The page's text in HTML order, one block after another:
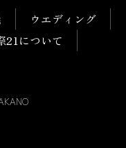
ウエディング
21について